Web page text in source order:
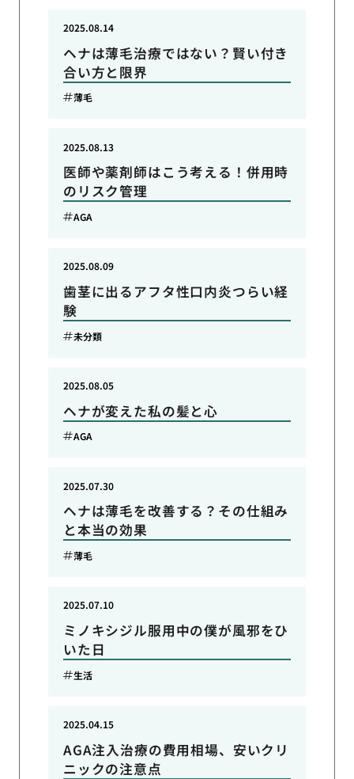
ヘナは薄毛治療ではない？賢い付き
合い方と限界
2025.08.14
薄毛
医師や薬剤師はこう考える！併用時
のリスク管理
2025.08.13
AGA
歯茎に出るアフタ性口内炎つらい経
験
2025.08.09
未分類
ヘナが変えた私の髪と心
2025.08.05
AGA
ヘナは薄毛を改善する？その仕組み
と本当の効果
2025.07.30
薄毛
ミノキシジル服用中の僕が風邪をひ
いた日
2025.07.10
生活
AGA注入治療の費用相場、安いクリ
ニックの注意点
2025.04.15